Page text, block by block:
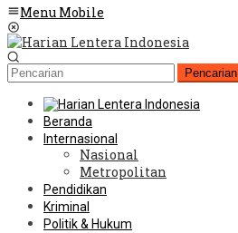
Menu Mobile
Pencarian
Beranda
Internasional
Nasional
Metropolitan
Pendidikan
Kriminal
Politik & Hukum